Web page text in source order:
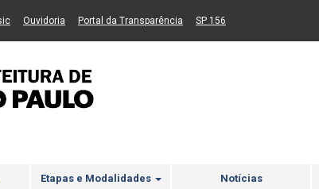
para menu principal 2 Ir para busca Ir para rodapé
(Link para um novo sítio)
Ouvidoria (Link para um novo sítio)
Portal da Transparência (Link para um novo sítio)
SP 156
Etapas e Modalidades Notícias